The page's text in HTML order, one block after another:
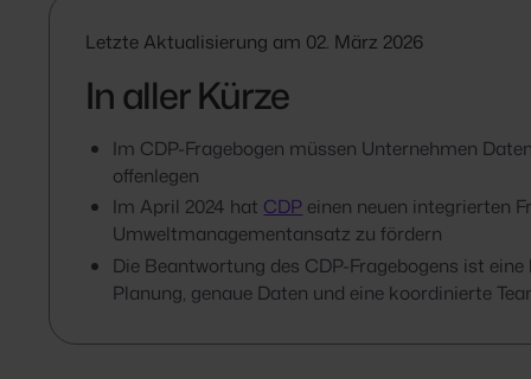
Letzte Aktualisierung am 02. März 2026
In aller Kürze
Im CDP-Fragebogen müssen Unternehmen
offenlegen
Im April 2024 hat CDP einen neuen integrierten
Umweltmanagementansatz zu fördern
Die Beantwortung des CDP-Fragebogens ist
Planung, genaue Daten und eine koordinierte